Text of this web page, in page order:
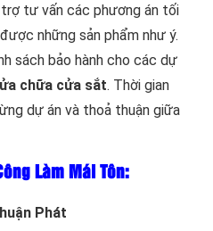
tư vấn các phương án tối
những sản phẩm như ý.
sách bảo hành cho các dự
chữa cửa sắt. Thời gian
dự án và thoả thuận giữa
Làm Mái Tôn:
Phát